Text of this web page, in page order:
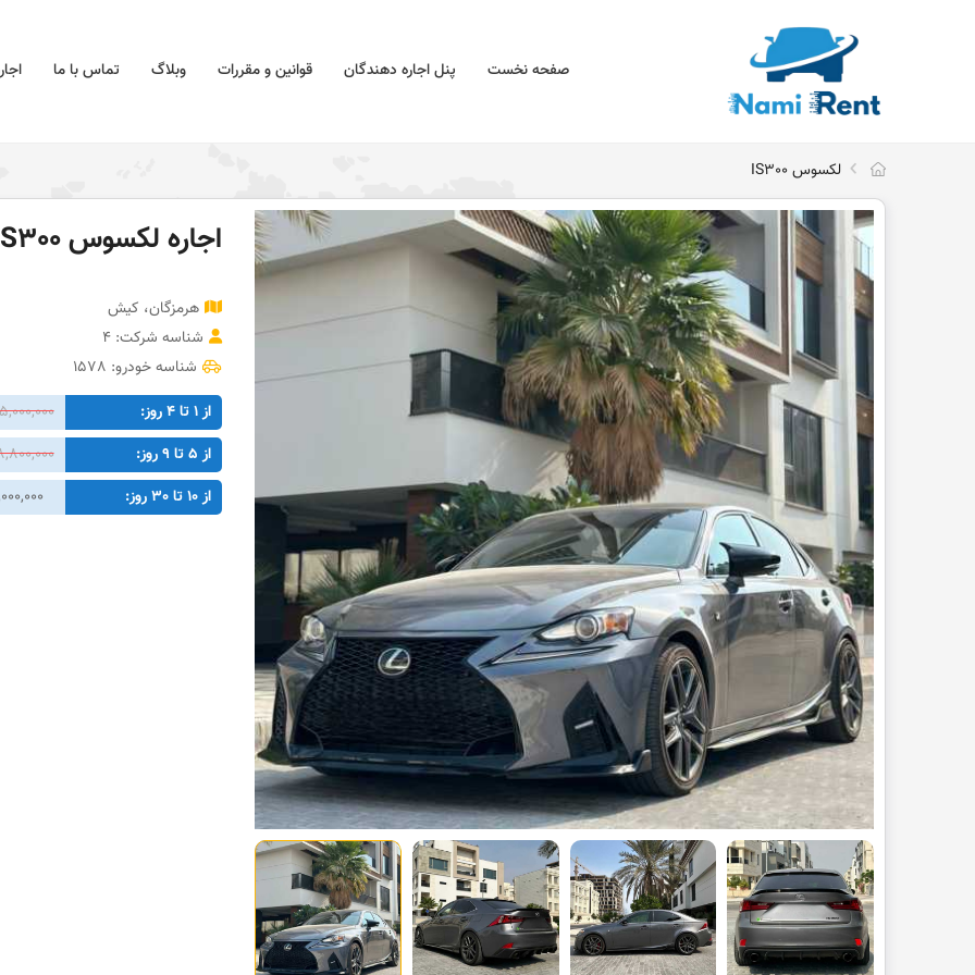
صفحه نخست پنل اجاره دهندگان قوانین و مقررات وبلاگ تماس با ما
لکسوس IS300
اجاره لکسوس IS300 در کیش
هرمزگان، کیش
شناسه شرکت: 4
شناسه خودرو: 1578
از 1 تا 4 روز:
15,000,000
از 5 تا 9 روز:
8,800,000
از 10 تا 30 روز:
8,000,000